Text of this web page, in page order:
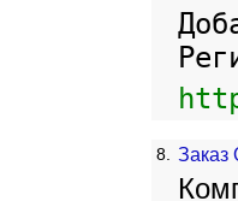
8. Заказ